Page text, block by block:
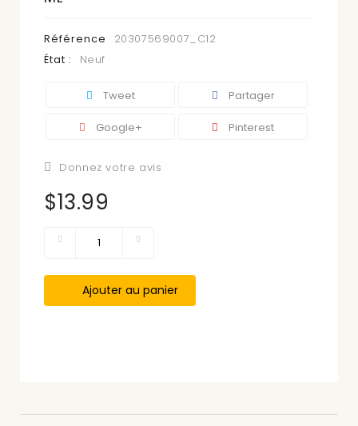
Référence
20307569007_C12
État :
Neuf
Tweet Partager
Google+ Pinterest
Donnez votre avis
$13.99
Ajouter au panier